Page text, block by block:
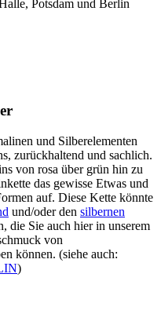
Potsdam und Berlin
und Silberelementen
zurückhaltend und sachlich.
von rosa über grün hin zu
das gewisse Etwas und
auf. Diese Kette könnte
und/oder den silbernen
die Sie auch hier in unserem
von
können. (siehe auch:
)